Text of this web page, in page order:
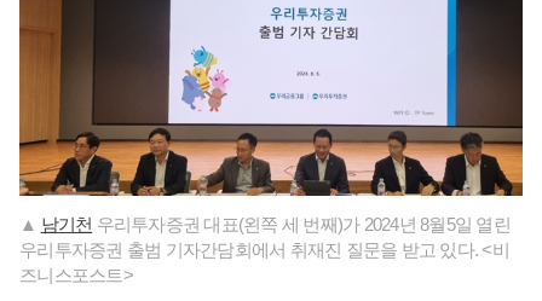
▲ 남기천 우리투자증권 대표(왼쪽 세 번째)가 2024년 8월5일 열린
우리투자증권 출범 기자간담회에서 취재진 질문을 받고 있다. <비
즈니스포스트>